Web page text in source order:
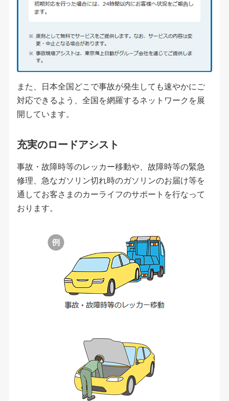
また、日本全国どこで事故が発生しても速やかにご
対応できるよう、全国を網羅するネットワークを展
開しています。
充実のロードアシスト
事故・故障時等のレッカー移動や、故障時等の緊急
修理、急なガソリン切れ時のガソリンのお届け等を
通してお客さまのカーライフのサポートを行なって
おります。